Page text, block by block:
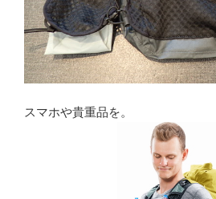
スマホや貴重品を。